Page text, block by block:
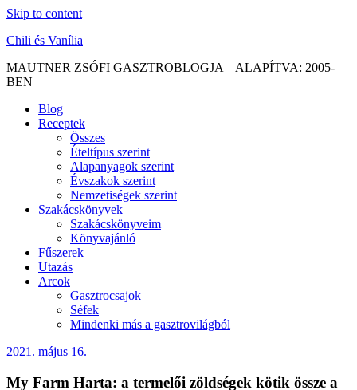
Skip to content
Chili és Vanília
MAUTNER ZSÓFI GASZTROBLOGJA – ALAPÍTVA: 2005-
BEN
Blog
Receptek
Összes
Ételtípus szerint
Alapanyagok szerint
Évszakok szerint
Nemzetiségek szerint
Szakácskönyvek
Szakácskönyveim
Könyvajánló
Fűszerek
Utazás
Arcok
Gasztrocsajok
Séfek
Mindenki más a gasztrovilágból
2021. május 16.
My Farm Harta: a termelői zöldségek kötik össze a